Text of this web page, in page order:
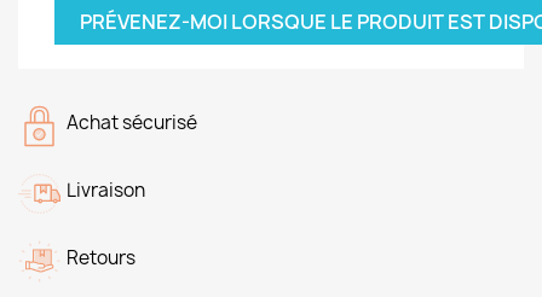
PRÉVENEZ-MOI LORSQUE LE PRODUIT EST
Achat sécurisé
Livraison
Retours